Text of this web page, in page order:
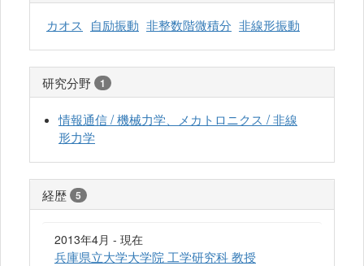
カオス 自励振動 非整数階微積分 非線形振動
研究分野 1
情報通信 / 機械力学、メカトロニクス / 非線
形力学
経歴 5
2013年4月 - 現在
兵庫県立大学大学院 工学研究科 教授